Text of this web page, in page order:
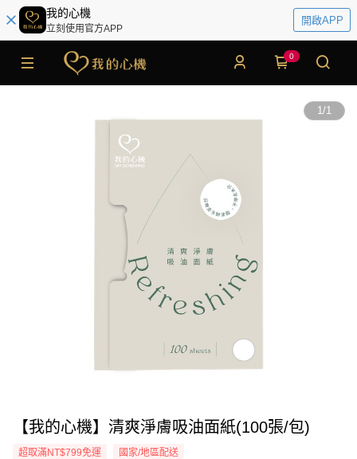
我的心機
立刻使用官方APP
開啟APP
0
1/1
【我的心機】清爽淨膚吸油面紙(100張/包)
超取滿NT$799免運 國家/地區配送